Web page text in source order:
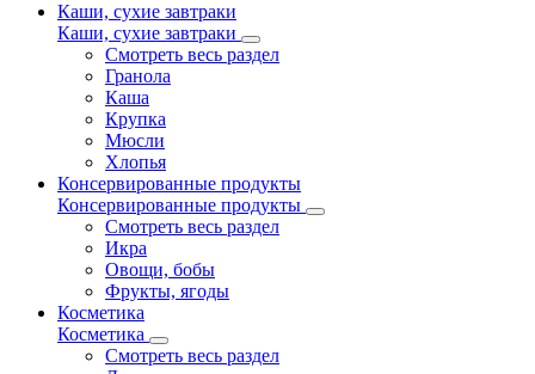
Каши, сухие завтраки
Каши, сухие завтраки
Смотреть весь раздел
Гранола
Каша
Крупка
Мюсли
Хлопья
Консервированные продукты
Консервированные продукты
Смотреть весь раздел
Икра
Овощи, бобы
Фрукты, ягоды
Косметика
Косметика
Смотреть весь раздел